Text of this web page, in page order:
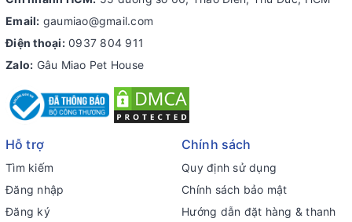
Email: gaumiao@gmail.com
Điện thoại: 0937 804 911
Zalo: Gâu Miao Pet House
Hỗ trợ
Tìm kiếm
Đăng nhập
Đăng ký
Chính sách
Quy định sử dụng
Chính sách bảo mật
Hướng dẫn đặt hàng & thanh